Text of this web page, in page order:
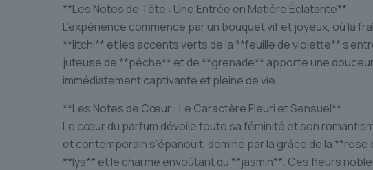
**Les Notes de Tête : Une Entrée en Matière Éclatante**
L’expérience commence par un bouquet vif et joyeux, où la
**litchi** et les accents verts de la **feuille de violette**
juteuse de **pêche** et de **grenade** apporte une
immédiatement captivante et pleine de vie.
**Les Notes de Cœur : Le Caractère Fleuri et Sensuel**
Le cœur du parfum dévoile toute sa féminité et son
et contemporain s’épanouit, dominé par la grâce de la
**lys** et le charme envoûtant du **jasmin**. Ces fleurs